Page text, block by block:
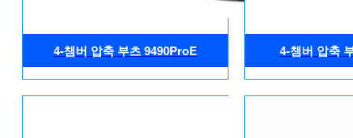
4-챔버 압축 부츠 9490ProE 4-챔버 압축